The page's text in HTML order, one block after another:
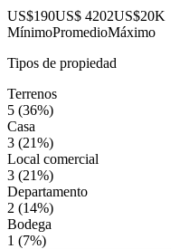
US$190US$ 4202US$20K
MínimoPromedioMáximo
Tipos de propiedad
Terrenos
5 (36%)
Casa
3 (21%)
Local comercial
3 (21%)
Departamento
2 (14%)
Bodega
1 (7%)